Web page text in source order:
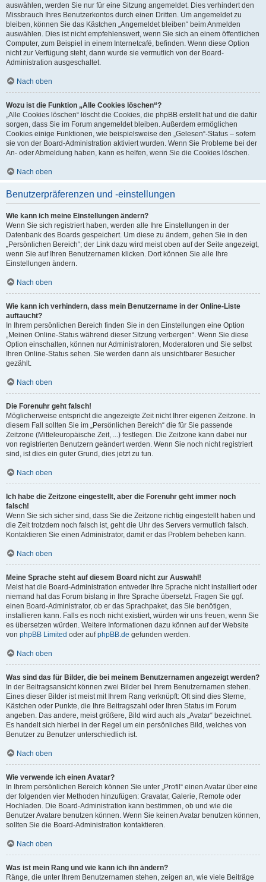
auswählen, werden Sie nur für eine Sitzung angemeldet. Dies verhindert den
Missbrauch Ihres Benutzerkontos durch einen Dritten. Um angemeldet zu
bleiben, können Sie das Kästchen „Angemeldet bleiben“ beim Anmelden
auswählen. Dies ist nicht empfehlenswert, wenn Sie sich an einem öffentlichen
Computer, zum Beispiel in einem Internetcafé, befinden. Wenn diese Option
nicht zur Verfügung steht, dann wurde sie vermutlich von der Board-
Administration ausgeschaltet.
Nach oben
Wozu ist die Funktion „Alle Cookies löschen“?
„Alle Cookies löschen“ löscht die Cookies, die phpBB erstellt hat und die dafür
sorgen, dass Sie im Forum angemeldet bleiben. Außerdem ermöglichen
Cookies einige Funktionen, wie beispielsweise den „Gelesen“-Status – sofern
sie von der Board-Administration aktiviert wurden. Wenn Sie Probleme bei der
An- oder Abmeldung haben, kann es helfen, wenn Sie die Cookies löschen.
Nach oben
Benutzerpräferenzen und -einstellungen
Wie kann ich meine Einstellungen ändern?
Wenn Sie sich registriert haben, werden alle Ihre Einstellungen in der
Datenbank des Boards gespeichert. Um diese zu ändern, gehen Sie in den
„Persönlichen Bereich“; der Link dazu wird meist oben auf der Seite angezeigt,
wenn Sie auf Ihren Benutzernamen klicken. Dort können Sie alle Ihre
Einstellungen ändern.
Nach oben
Wie kann ich verhindern, dass mein Benutzername in der Online-Liste
auftaucht?
In Ihrem persönlichen Bereich finden Sie in den Einstellungen eine Option
„Meinen Online-Status während dieser Sitzung verbergen“. Wenn Sie diese
Option einschalten, können nur Administratoren, Moderatoren und Sie selbst
Ihren Online-Status sehen. Sie werden dann als unsichtbarer Besucher
gezählt.
Nach oben
Die Forenuhr geht falsch!
Möglicherweise entspricht die angezeigte Zeit nicht Ihrer eigenen Zeitzone. In
diesem Fall sollten Sie im „Persönlichen Bereich“ die für Sie passende
Zeitzone (Mitteleuropäische Zeit, ...) festlegen. Die Zeitzone kann dabei nur
von registrierten Benutzern geändert werden. Wenn Sie noch nicht registriert
sind, ist dies ein guter Grund, dies jetzt zu tun.
Nach oben
Ich habe die Zeitzone eingestellt, aber die Forenuhr geht immer noch
falsch!
Wenn Sie sich sicher sind, dass Sie die Zeitzone richtig eingestellt haben und
die Zeit trotzdem noch falsch ist, geht die Uhr des Servers vermutlich falsch.
Kontaktieren Sie einen Administrator, damit er das Problem beheben kann.
Nach oben
Meine Sprache steht auf diesem Board nicht zur Auswahl!
Meist hat die Board-Administration entweder Ihre Sprache nicht installiert oder
niemand hat das Forum bislang in Ihre Sprache übersetzt. Fragen Sie ggf.
einen Board-Administrator, ob er das Sprachpaket, das Sie benötigen,
installieren kann. Falls es noch nicht existiert, würden wir uns freuen, wenn Sie
es übersetzen würden. Weitere Informationen dazu können auf der Website
von phpBB Limited oder aufphpBB.de gefunden werden.
Nach oben
Was sind das für Bilder, die bei meinem Benutzernamen angezeigt werden?
In der Beitragsansicht können zwei Bilder bei Ihrem Benutzernamen stehen.
Eines dieser Bilder ist meist mit Ihrem Rang verknüpft: Oft sind dies Sterne,
Kästchen oder Punkte, die Ihre Beitragszahl oder Ihren Status im Forum
angeben. Das andere, meist größere, Bild wird auch als „Avatar“ bezeichnet.
Es handelt sich hierbei in der Regel um ein persönliches Bild, welches von
Benutzer zu Benutzer unterschiedlich ist.
Nach oben
Wie verwende ich einen Avatar?
In Ihrem persönlichen Bereich können Sie unter „Profil“ einen Avatar über eine
der folgenden vier Methoden hinzufügen: Gravatar, Galerie, Remote oder
Hochladen. Die Board-Administration kann bestimmen, ob und wie die
Benutzer Avatare benutzen können. Wenn Sie keinen Avatar benutzen können,
sollten Sie die Board-Administration kontaktieren.
Nach oben
Was ist mein Rang und wie kann ich ihn ändern?
Ränge, die unter Ihrem Benutzernamen stehen, zeigen an, wie viele Beiträge